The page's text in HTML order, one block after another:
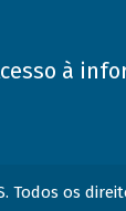
à
Todos os